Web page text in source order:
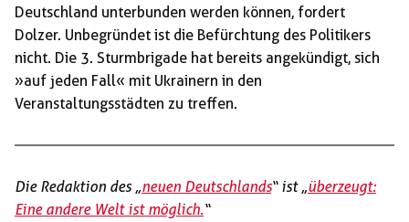
Deutschland unterbunden werden können, fordert
Dolzer. Unbegründet ist die Befürchtung des Politikers
nicht. Die 3. Sturmbrigade hat bereits angekündigt, sich
»auf jeden Fall« mit Ukrainern in den
Veranstaltungsstädten zu treffen.
Die Redaktion des „neuen Deutschlands“ ist „überzeugt:
Eine andere Welt ist möglich.“